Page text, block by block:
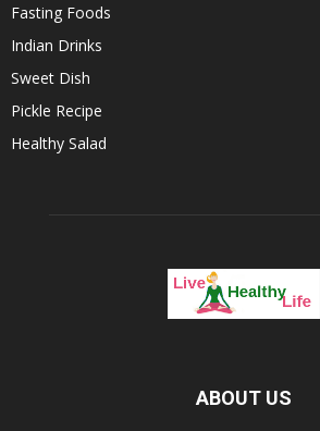
Fasting Foods
Indian Drinks
Sweet Dish
Pickle Recipe
Healthy Salad
ABOUT US